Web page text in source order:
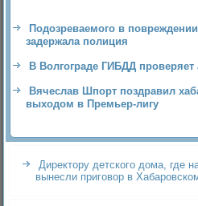
Подозреваемого в
задержала полиция
В Волгограде ГИБДД проверяет
Вячеслав Шпорт поздравил
выходом в Премьер-лигу
Директору детского дома, где
вынесли приговор в